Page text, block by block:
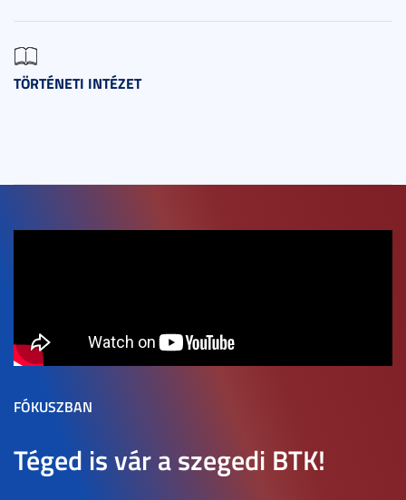
TÖRTÉNETI INTÉZET
FÓKUSZBAN
Téged is vár a szegedi BTK!